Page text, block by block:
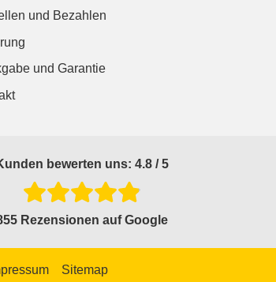
und Bezahlen
und Garantie
bewerten uns: 4.8 / 5
Rezensionen auf Google
Sitemap